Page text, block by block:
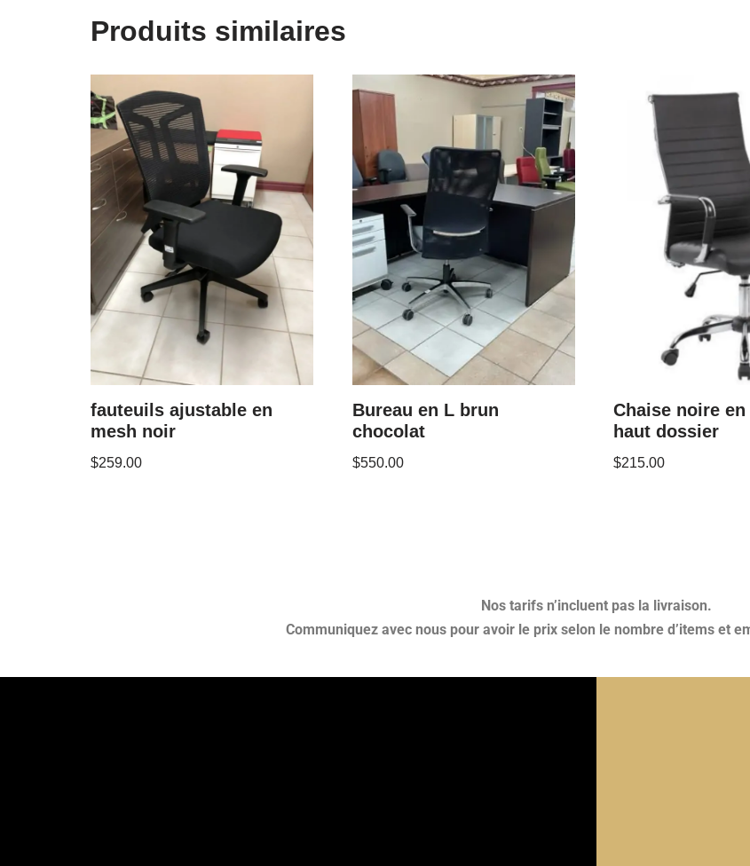
Produits similaires
fauteuils ajustable en
mesh noir
$259.00
Bureau en L brun
chocolat
$550.00
Chaise noire
haut dossier
$215.00
Nos tarifs n’incluent pas la livraison.
Communiquez avec nous pour avoir le prix selon le nombre d’items et